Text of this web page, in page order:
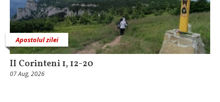
Apostolul zilei
II Corinteni 1, 12-20
07 Aug, 2026